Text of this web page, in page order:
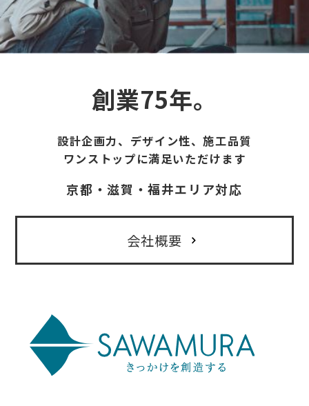
創業75年。
設計企画力、デザイン性、施工品質
ワンストップに満足いただけます
京都・滋賀・福井エリア対応
会社概要